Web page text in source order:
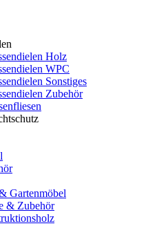
Holz
WPC
Sonstiges
Zubehör
Gartenmöbel
& Zubehör